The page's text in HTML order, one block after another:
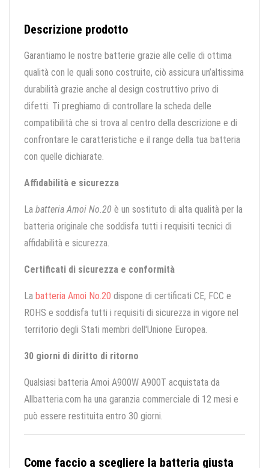
Descrizione prodotto
Garantiamo le nostre batterie grazie alle celle di ottima
qualità con le quali sono costruite, ciò assicura un’altissima
durabilità grazie anche al design costruttivo privo di
difetti. Ti preghiamo di controllare la scheda delle
compatibilità che si trova al centro della descrizione e di
confrontare le caratteristiche e il range della tua batteria
con quelle dichiarate.
Affidabilità e sicurezza
La batteria Amoi No.20 è un sostituto di alta qualità per la
batteria originale che soddisfa tutti i requisiti tecnici di
affidabilità e sicurezza.
Certificati di sicurezza e conformità
La batteria Amoi No.20 dispone di certificati CE, FCC e
ROHS e soddisfa tutti i requisiti di sicurezza in vigore nel
territorio degli Stati membri dell'Unione Europea.
30 giorni di diritto di ritorno
Qualsiasi batteria Amoi A900W A900T acquistata da
Allbatteria.com ha una garanzia commerciale di 12 mesi e
può essere restituita entro 30 giorni.
Come faccio a scegliere la batteria giusta